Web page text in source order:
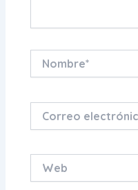
electrónico*